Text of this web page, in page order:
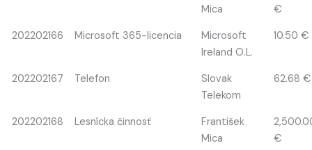
Mica
€
202202166
Microsoft 365-licencia
Microsoft
Ireland O.L.
10.50 €
202202167 Telefon
Slovak
Telekom
62.68 €
202202168 Lesnícka činnosť
František
Mica
€